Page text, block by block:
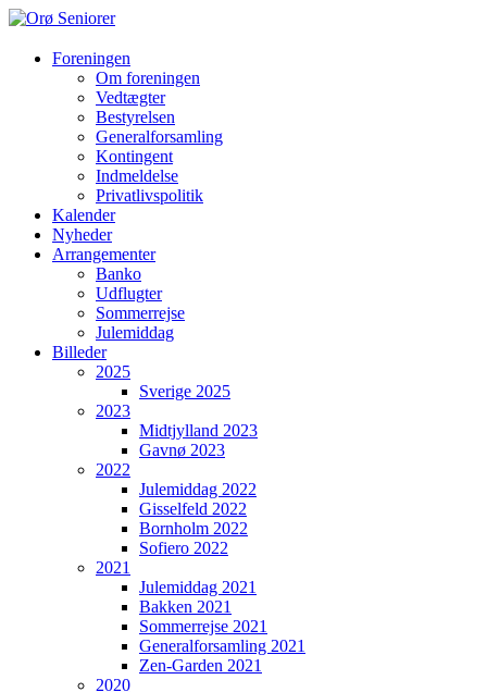
Orø
Seniorer
hyggeligste
hvor
hjælper
Foreningen
Om foreningen
Vedtægter
Bestyrelsen
Generalforsamling
Kontingent
Indmeldelse
Privatlivspolitik
Kalender
Nyheder
Arrangementer
Banko
Udflugter
Sommerrejse
Julemiddag
Billeder
2025
Sverige 2025
2023
Midtjylland 2023
Gavnø 2023
2022
Julemiddag 2022
Gisselfeld 2022
Bornholm 2022
Sofiero 2022
2021
Julemiddag 2021
Bakken 2021
Sommerrejse 2021
Generalforsamling 2021
Zen-Garden 2021
2020